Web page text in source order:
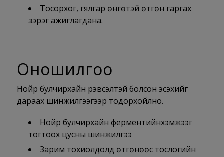
Тосорхог, гялгар өнгөтэй өтгөн гаргах
зэрэг ажиглагдана.
Оношилгоо
Нойр булчирхайн үрэвсэлтэй болсон эсэхийг
дараах шинжилгээгээр тодорхойлно.
Нойр булчирхайн ферментийнхэмжээг
тогтоох цусны шинжилгээ
Зарим тохиолдолд өтгөнөөс тослогийн